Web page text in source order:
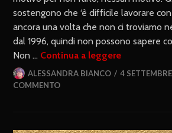
sostengono che ‘è difficile lavorare con
ancora una volta che non ci troviamo
dal 1996, quindi non possono sapere
Non … Continua a leggere
ALESSANDRA BIANCO 4
COMMENTO